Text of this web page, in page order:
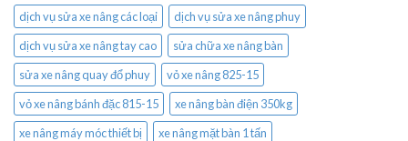
dịch vụ sửa xe nâng các loại
dịch vụ sửa xe nâng phuy
dịch vụ sửa xe nâng tay cao
sửa chữa xe nâng bàn
sửa xe nâng quay đổ phuy
vỏ xe nâng 825-15
vỏ xe nâng bánh đặc 815-15
xe nâng bàn điện 350kg
xe nâng máy móc thiết bị
xe nâng mặt bàn 1 tấn